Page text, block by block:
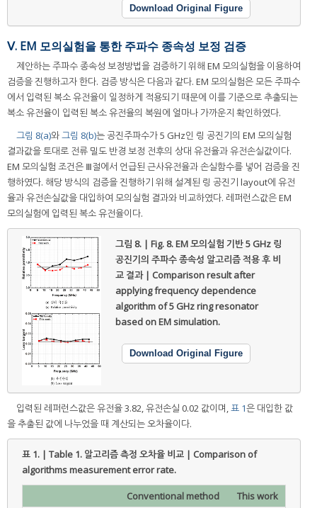
Download Original Figure
Ⅴ. EM 모의실험을 통한 주파수 종속성 보정 검증
제안하는 주파수 종속성 보정방법을 검증하기 위해 EM 모의실험을 이용하여
검증을 진행하고자 한다. 검증 방식은 다음과 같다. EM 모의실험은 모든 주파수
에서 입력된 복소 유전율이 일정하게 적용되기 때문에 이를 기준으로 추출되는
복소 유전율이 입력된 복소 유전율의 복원에 얼마나 가까운지 확인하였다.
그림 8(a)와그림 8(b)는 공진주파수가 5 GHz인 링 공진기의 EM 모의실험
결과값을 토대로 전류 밀도 반경 보정 전후의 상대 유전율과 유전손실값이다.
EM 모의실험 조건은 Ⅲ절에서 언급된 근사유전율과 손실함수를 넣어 검증을 진
행하였다. 해당 방식의 검증을 진행하기 위해 설계된 링 공진기 layout에 유전
율과 유전손실값을 대입하여 모의실험 결과와 비교하였다. 레퍼런스값은 EM
모의실험에 입력된 복소 유전율이다.
그림 8. | Fig. 8.EM 모의실험 기반 5 GHz 링
공진기의 주파수 종속성 알고리즘 적용 후 비
교 결과 | Comparison result after
applying frequency dependence
algorithm of 5 GHz ring resonator
based on EM simulation.
Download Original Figure
입력된 레퍼런스값은 유전율 3.82, 유전손실 0.02 값이며,표 1은 대입한 값
을 추출된 값에 나누었을 때 계산되는 오차율이다.
표 1. | Table 1. 알고리즘 측정 오차율 비교 | Comparison of
algorithms measurement error rate.
Conventional method
This work